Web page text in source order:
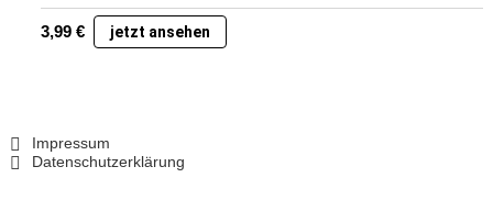
3,99 € jetzt ansehen
Impressum
Datenschutzerklärung